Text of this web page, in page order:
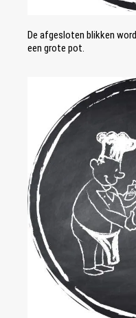
De afgesloten blikken
een grote pot.